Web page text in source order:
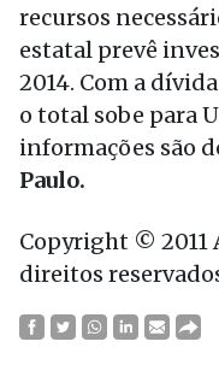
recursos
estatal prevê
2014. Com a
o total sobe para
informações são
Paulo.
Copyright © 2011
direitos